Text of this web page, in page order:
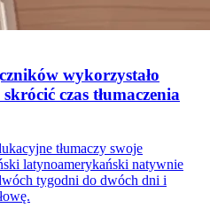
wykorzystało
czas tłumaczenia
tłumaczy swoje
latynoamerykański natywnie
tygodni do dwóch dni i